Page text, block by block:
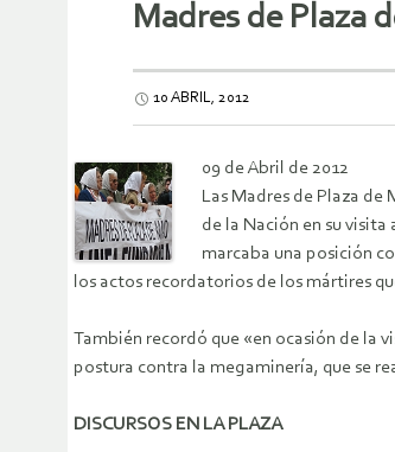
Madres de Plaza
10 ABRIL, 2012
09 de Abril de 2012
Las Madres de Plaza
de la Nación en su visita
marcaba una posición
los actos recordatorios de los mártires
También recordó que «en ocasión de la
postura contra la megaminería, que se
DISCURSOS EN LA PLAZA